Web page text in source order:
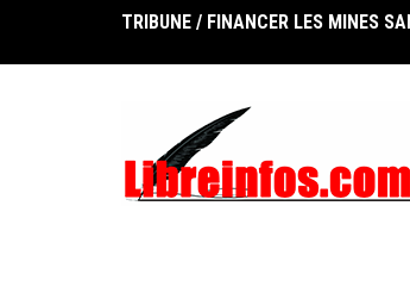
content
TRIBUNE / FINANCER LES MINES
UNION AFRICAINE DES